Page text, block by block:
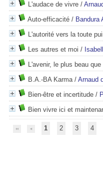
L'audace de vivre /
Auto-efficacité / Bandura
L'autorité vers la toute
Les autres et moi /
L'avenir, le plus beau
B.A.-BA Karma/ Arnaud
Bien-être et incertitude /
Bien vivre ici et
1 2 3 4